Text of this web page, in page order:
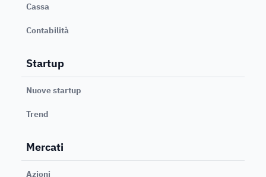
Cassa
Contabilità
Startup
Nuove startup
Trend
Mercati
Azioni